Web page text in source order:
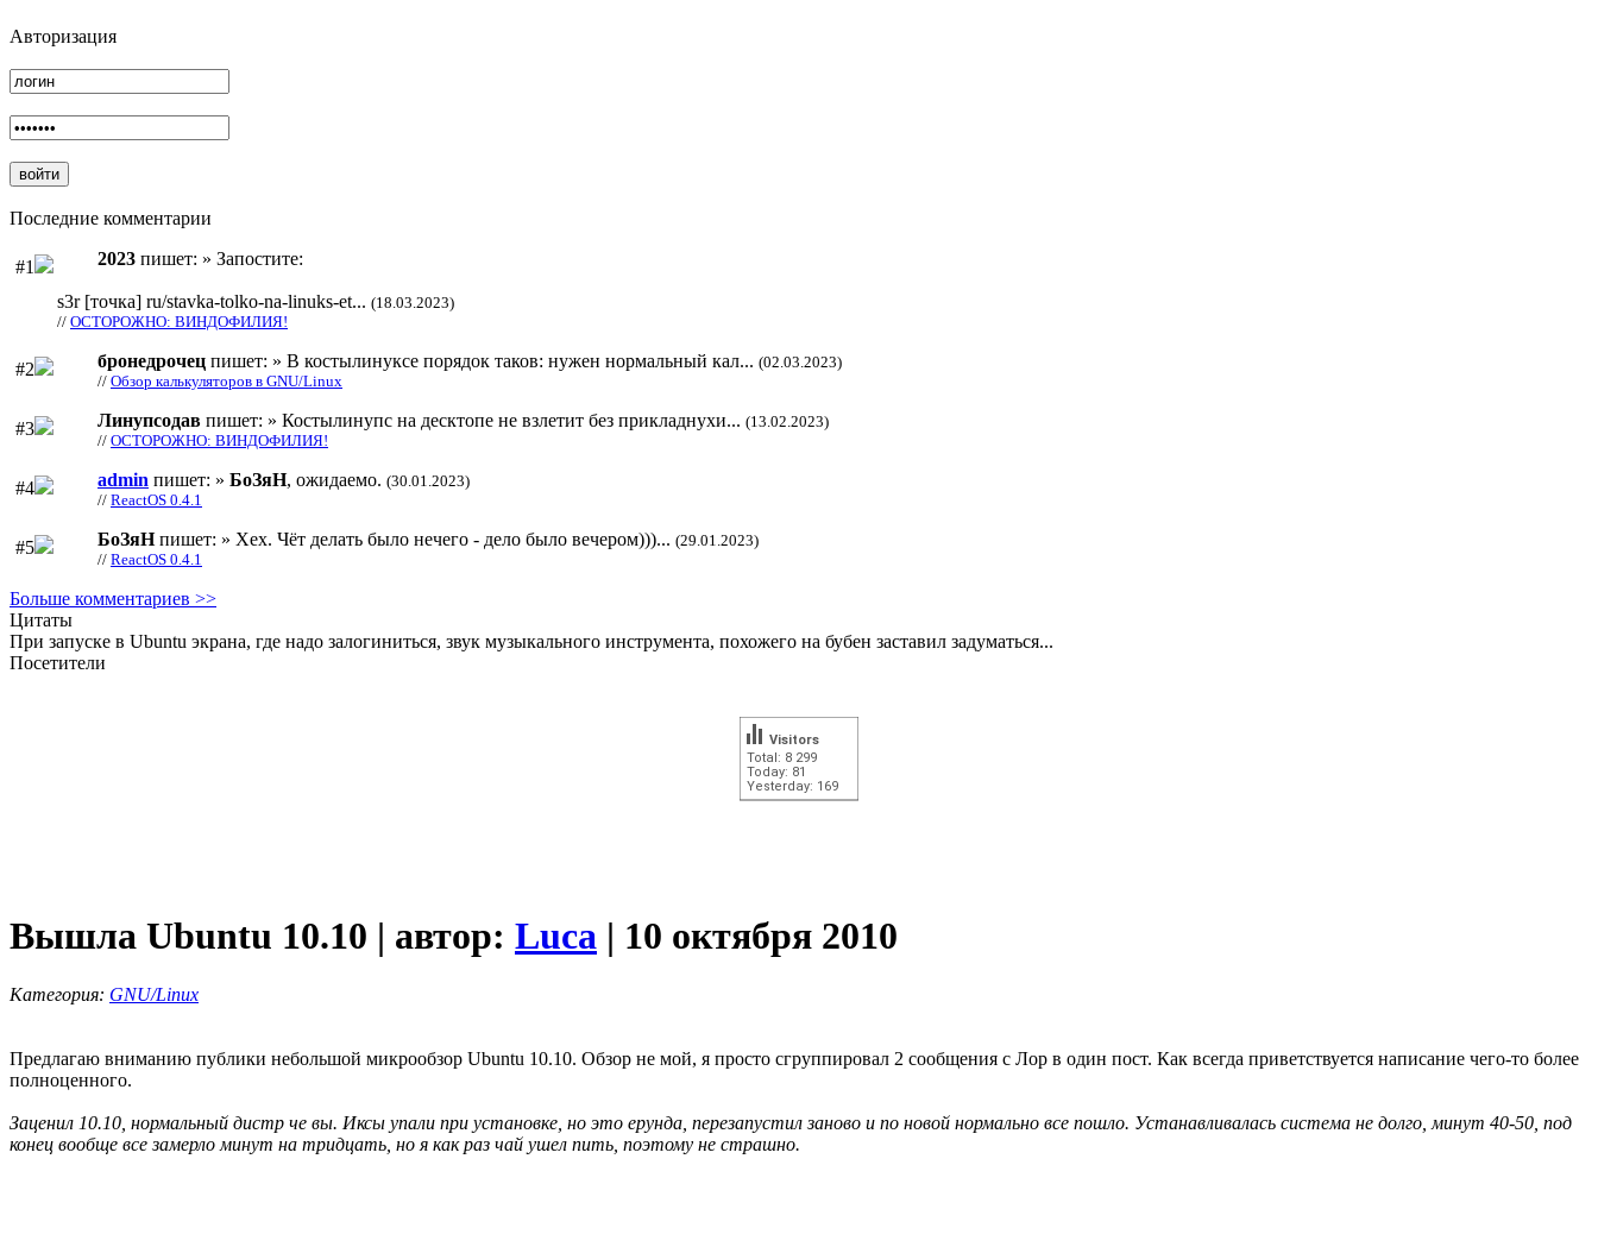
Авторизация
Последние комментарии
#1 2023 пишет: » Запостите:
s3r [точка] ru/stavka-tolko-na-linuks-et... (18.03.2023)
// ОСТОРОЖНО: ВИНДОФИЛИЯ!
#2 бронедрочец пишет: » В костылинуксе порядок таков: нужен нормальный кал... (02.03.2023)
// Обзор калькуляторов в GNU/Linux
#3 Линупсодав пишет: » Костылинупс на десктопе не взлетит без прикладнухи... (13.02.2023)
// ОСТОРОЖНО: ВИНДОФИЛИЯ!
#4 admin пишет: » БоЗяН, ожидаемо. (30.01.2023)
// ReactOS 0.4.1
#5 БоЗяНпишет: » Хех. Чёт делать было нечего - дело было вечером)))... (29.01.2023)
// ReactOS 0.4.1
Больше комментариев >>
Цитаты
При запуске в Ubuntu экрана, где надо залогиниться, звук музыкального инструмента, похожего на бубен заставил задуматься...
Посетители
Total: 8 299
Today: 81
Yesterday: 169
Visitors
Вышла Ubuntu 10.10 | автор: Luca | 10 октября 2010
Категория: GNU/Linux
Предлагаю вниманию публики небольшой микрообзор Ubuntu 10.10. Обзор не мой, я просто сгруппировал 2 сообщения с Лор в один пост. Как всегда приветствуется написание чего-то более
полноценного.
Заценил 10.10, нормальный дистр че вы. Иксы упали при установке, но это ерунда, перезапустил заново и по новой нормально все пошло. Устанавливалась система не долго, минут 40-50, под
конец вообще все замерло минут на тридцать, но я как раз чай ушел пить, поэтому не страшно.